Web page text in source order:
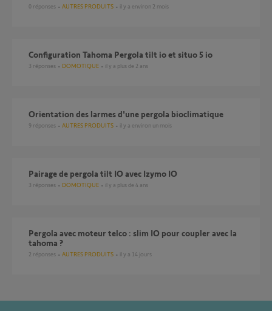
0 réponses AUTRES PRODUITS il y a environ 2 mois
Configuration Tahoma Pergola tilt io et situo 5 io
3 réponses DOMOTIQUE il y a plus de 2 ans
Orientation des larmes d'une pergola bioclimatique
9 réponses AUTRES PRODUITS il y a environ un mois
Pairage de pergola tilt IO avec Izymo IO
3 réponses DOMOTIQUE il y a plus de 4 ans
pergola avec moteur telco : slim IO pour coupler avec la
tahoma ?
2 réponses AUTRES PRODUITS il y a 14 jours